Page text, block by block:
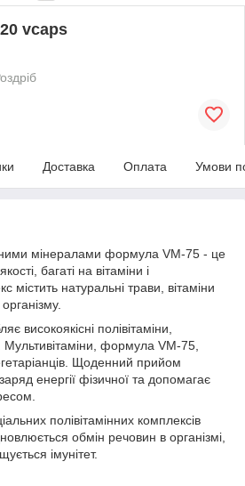
vcaps
Доставка Оплата Умови
мінералами формула VM-75 - це
багаті на вітаміни і
містить натуральні трави, вітаміни
високоякісні полівітаміни,
формула VM-75,
Щоденний прийом
енергії фізичної та допомагає
полівітамінних комплексів
обмін речовин в організмі,
імунітет.